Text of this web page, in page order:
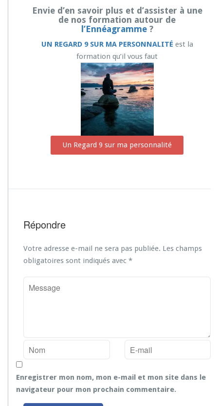
Envie d’en savoir plus et d’assister à une
de nos formation autour de
l’Ennéagramme?
UN REGARD 9 SUR MA PERSONNALITÉ est la
formation qu’il vous faut
Un Regard 9 sur ma personnalité
Répondre
Votre adresse e-mail ne sera pas publiée. Les champs
obligatoires sont indiqués avec *
Enregistrer mon nom, mon e-mail et mon site dans le
navigateur pour mon prochain commentaire.